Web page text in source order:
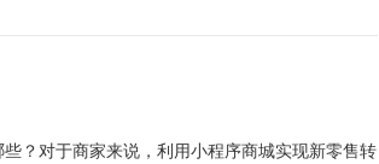
？对于商家来说，利用小程序商城实现新零售转